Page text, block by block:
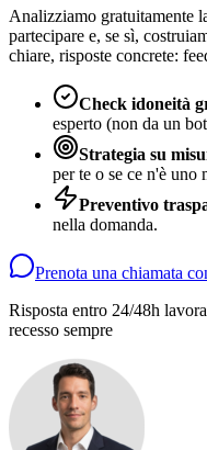
Analizziamo gratuitamente
partecipare e, se sì,
chiare, risposte concrete:
Check idoneità
esperto (non da un
Strategia su
per te o se ce n'è uno
Preventivo
nella domanda.
Prenota una chiamata
Risposta entro 24/48h
recesso sempre